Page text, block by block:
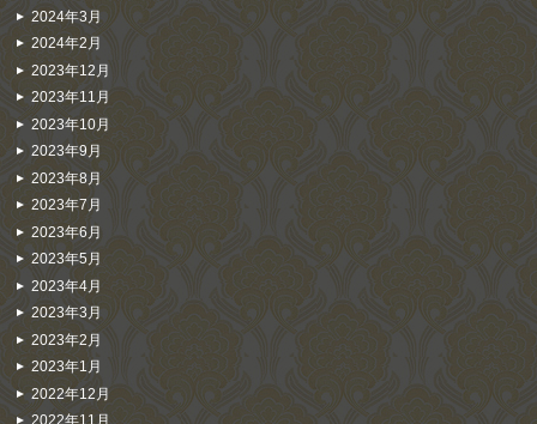
2024年3月
2024年2月
2023年12月
2023年11月
2023年10月
2023年9月
2023年8月
2023年7月
2023年6月
2023年5月
2023年4月
2023年3月
2023年2月
2023年1月
2022年12月
2022年11月